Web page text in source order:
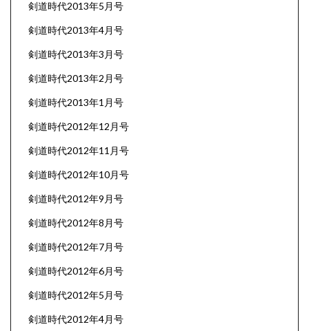
剣道時代2013年5月号
剣道時代2013年4月号
剣道時代2013年3月号
剣道時代2013年2月号
剣道時代2013年1月号
剣道時代2012年12月号
剣道時代2012年11月号
剣道時代2012年10月号
剣道時代2012年9月号
剣道時代2012年8月号
剣道時代2012年7月号
剣道時代2012年6月号
剣道時代2012年5月号
剣道時代2012年4月号